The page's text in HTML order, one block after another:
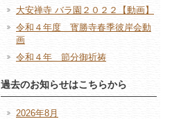
大安禅寺 バラ園２０２２【動画】
令和４年度 寳勝寺春季彼岸会動
画
令和４年 節分御祈祷
過去のお知らせはこちらから
2026年8月